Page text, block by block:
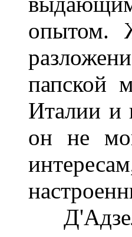
опытом.
папской
Италии и
он не